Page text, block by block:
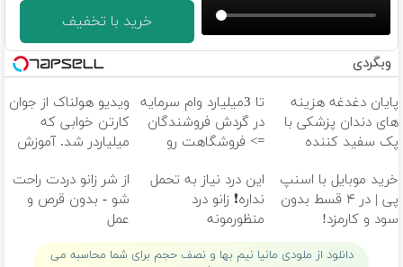
خرید با تخفیف
وبگردی
پایان دغدغه هزینه
های دندان پزشکی با
پک سفید کننده
تا 3میلیارد وام سرمایه
در گردش فروشندگان
=> فروشگاهت رو
ویدیو هولناک از جوان
کارتن خوابی که
میلیاردر شد. آموزش
خرید موبایل با اسنپ
پی | در ۴ قسط بدون
سود و کارمزد!
این درد نیاز به تحمل
نداره❗ زانو درد
منظورمونه
از شر زانو دردت راحت
شو - بدون قرص و
عمل
دانلود از ملودی مانیا نیم بها و نصف حجم برای شما محاسبه می